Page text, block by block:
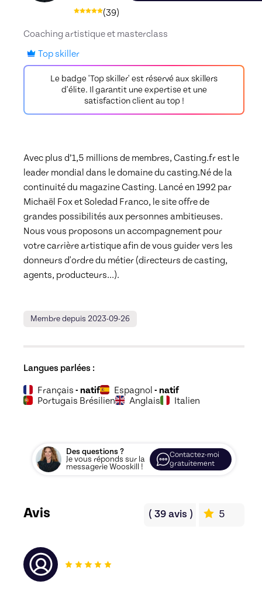
(39)
Coaching artistique et masterclass
Top skiller
Le badge 'Top skiller' est réservé aux skillers
d'élite. Il garantit une expertise et une
satisfaction client au top !
Avec plus d’1,5 millions de membres, Casting.fr est le
leader mondial dans le domaine du casting.Né de la
continuité du magazine Casting. Lancé en 1992 par
Michaël Fox et Soledad Franco, le site offre de
grandes possibilités aux personnes ambitieuses.
Nous vous proposons un accompagnement pour
votre carrière artistique afin de vous guider vers les
donneurs d'ordre du métier (directeurs de casting,
agents, producteurs...).
Membre depuis 2023-09-26
Langues parlées :
Français - natif Espagnol - natif
Portugais Brésilien
Anglais Italien
Des questions ?
Je vous réponds sur la
messagerie Wooskill !
Contactez-moi
gratuitement
Avis ( 39avis ) 5